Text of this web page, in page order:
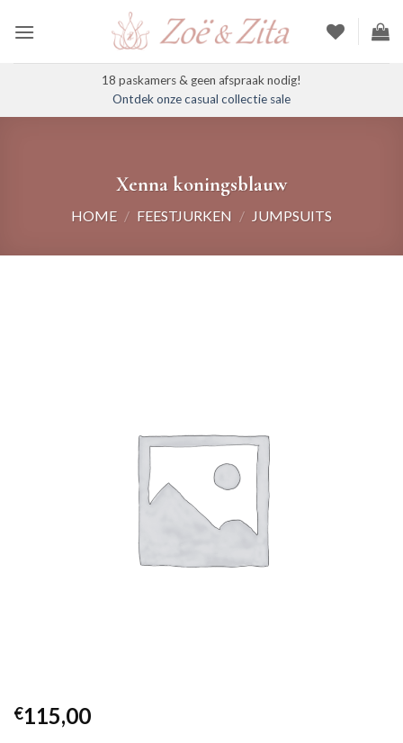
naar
18 paskamers & geen afspraak nodig!
Ontdek onze casual collectie sale
Xenna koningsblauw
HOME / FEESTJURKEN / JUMPSUITS
€115,00